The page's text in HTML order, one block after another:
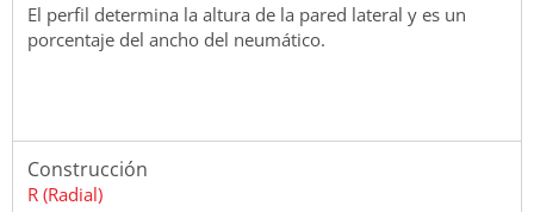
El perfil determina la altura de la pared lateral y es un
porcentaje del ancho del neumático.
Construcción
R (Radial)